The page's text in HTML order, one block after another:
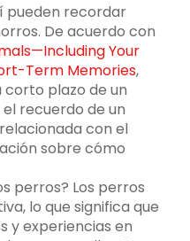
pueden recordar
De acuerdo con
Your
Term Memories,
plazo de un
recuerdo de un
con el
sobre cómo
perros? Los perros
lo que significa que
y experiencias en